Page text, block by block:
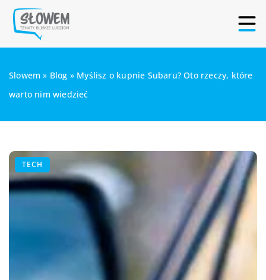
Slowem » Blog » Myślisz o kupnie Subaru? Oto rzeczy, które
warto nim wiedzieć
TECH